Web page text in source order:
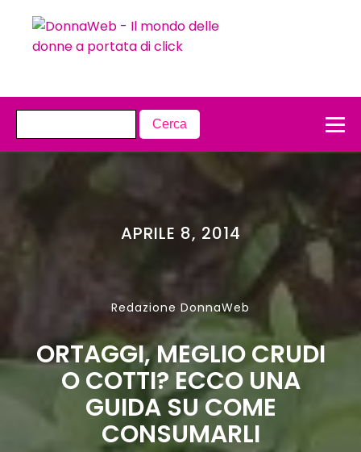
APRILE 8, 2014
Redazione DonnaWeb
ORTAGGI, MEGLIO CRUDI
O COTTI? ECCO UNA
GUIDA SU COME
CONSUMARLI